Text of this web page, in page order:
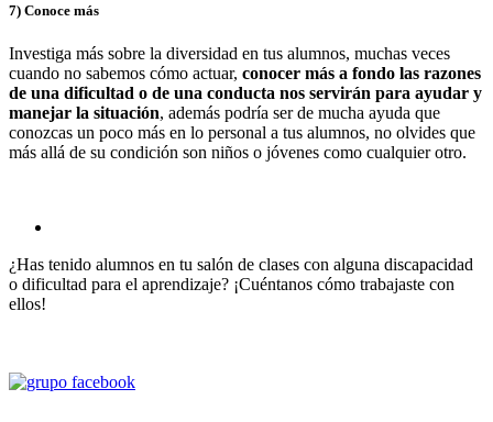
7) Conoce más
Investiga más sobre la diversidad en tus alumnos, muchas veces
cuando no sabemos cómo actuar, conocer más a fondo las razones
de una dificultad o de una conducta nos servirán para ayudar y
manejar la situación, además podría ser de mucha ayuda que
conozcas un poco más en lo personal a tus alumnos, no olvides que
más allá de su condición son niños o jóvenes como cualquier otro.
¿Has tenido alumnos en tu salón de clases con alguna discapacidad
o dificultad para el aprendizaje? ¡Cuéntanos cómo trabajaste con
ellos!